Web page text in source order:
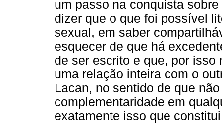
um passo na conquista
dizer que o que foi possível
sexual, em saber
esquecer de que há
de ser escrito e que, por
uma relação inteira com o
Lacan, no sentido de que
complementaridade em
exatamente isso que